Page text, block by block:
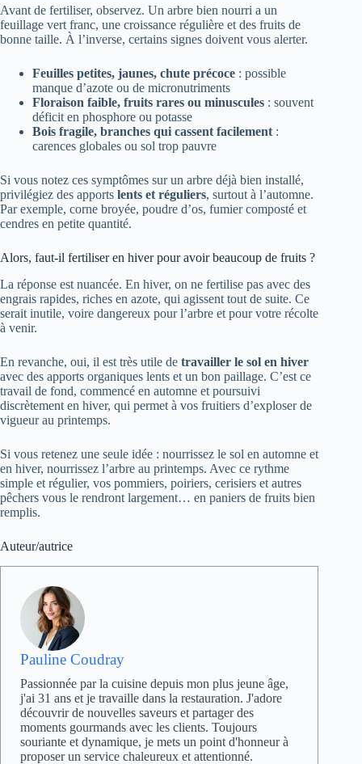
Avant de fertiliser, observez. Un arbre bien nourri a un
feuillage vert franc, une croissance régulière et des fruits de
bonne taille. À l’inverse, certains signes doivent vous alerter.
Feuilles petites, jaunes, chute précoce : possible
manque d’azote ou de micronutriments
Floraison faible, fruits rares ou minuscules : souvent
déficit en phosphore ou potasse
Bois fragile, branches qui cassent facilement:
carences globales ou sol trop pauvre
Si vous notez ces symptômes sur un arbre déjà bien installé,
privilégiez des apports lents et réguliers, surtout à l’automne.
Par exemple, corne broyée, poudre d’os, fumier composté et
cendres en petite quantité.
Alors, faut-il fertiliser en hiver pour avoir beaucoup de fruits ?
La réponse est nuancée. En hiver, on ne fertilise pas avec des
engrais rapides, riches en azote, qui agissent tout de suite. Ce
serait inutile, voire dangereux pour l’arbre et pour votre récolte
à venir.
En revanche, oui, il est très utile de travailler le sol en hiver
avec des apports organiques lents et un bon paillage. C’est ce
travail de fond, commencé en automne et poursuivi
discrètement en hiver, qui permet à vos fruitiers d’exploser de
vigueur au printemps.
Si vous retenez une seule idée : nourrissez le sol en automne et
en hiver, nourrissez l’arbre au printemps. Avec ce rythme
simple et régulier, vos pommiers, poiriers, cerisiers et autres
pêchers vous le rendront largement… en paniers de fruits bien
remplis.
Auteur/autrice
Pauline Coudray
Passionnée par la cuisine depuis mon plus jeune âge,
j'ai 31 ans et je travaille dans la restauration. J'adore
découvrir de nouvelles saveurs et partager des
moments gourmands avec les clients. Toujours
souriante et dynamique, je mets un point d'honneur à
proposer un service chaleureux et attentionné.